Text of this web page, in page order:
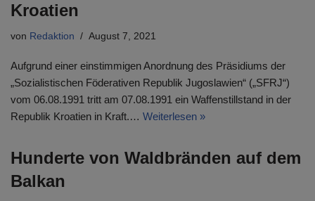
Kroatien
von Redaktion August 7, 2021
Aufgrund einer einstimmigen Anordnung des Präsidiums der
„Sozialistischen Föderativen Republik Jugoslawien“ („SFRJ“)
vom 06.08.1991 tritt am 07.08.1991 ein Waffenstillstand in der
Republik Kroatien in Kraft.… Weiterlesen »
Hunderte von Waldbränden auf dem
Balkan